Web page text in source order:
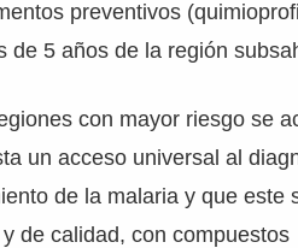
preventivos
de 5 años de la región
con mayor riesgo se
un acceso universal al
de la malaria y que este
de calidad, con compuestos